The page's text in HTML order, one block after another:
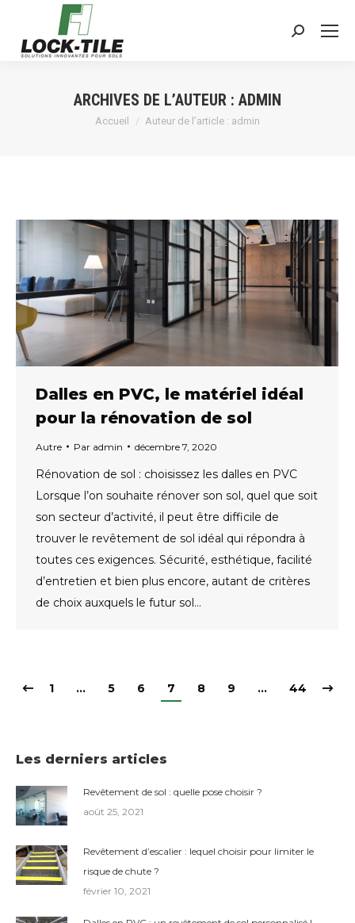
Search:
ARCHIVES DE L’AUTEUR : ADMIN
Vous êtes ici :
Accueil Auteur de l’article : admin
Dalles en PVC, le matériel idéal
pour la rénovation de sol
Autre Par admin décembre 7, 2020
Rénovation de sol : choisissez les dalles en PVC
Lorsque l’on souhaite rénover son sol, quel que soit
son secteur d’activité, il peut être difficile de
trouver le revêtement de sol idéal qui répondra à
toutes ces exigences. Sécurité, esthétique, facilité
d’entretien et bien plus encore, autant de critères
de choix auxquels le futur sol…
1 … 5 6 7 8 9 … 44
Les derniers articles
Revêtement de sol : quelle pose choisir ?
août 25, 2021
Revêtement d’escalier : lequel choisir pour limiter le
risque de chute ?
février 10, 2021